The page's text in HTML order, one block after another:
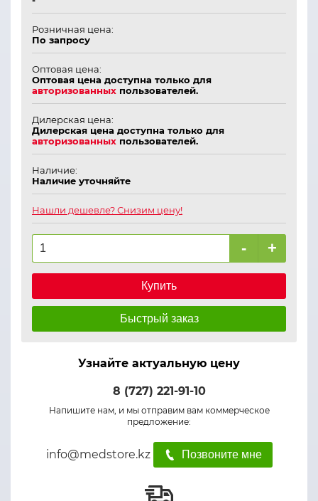
Розничная цена:
По запросу
Оптовая цена:
Оптовая цена доступна только для
авторизованных пользователей.
Дилерская цена:
Дилерская цена доступна только для
авторизованных пользователей.
Наличие:
Наличие уточняйте
Нашли дешевле? Снизим цену!
- +
Купить
Быстрый заказ
Узнайте актуальную цену
8 (727) 221-91-10
Напишите нам, и мы отправим вам коммерческое
предложение:
info@medstore.kz Позвоните мне